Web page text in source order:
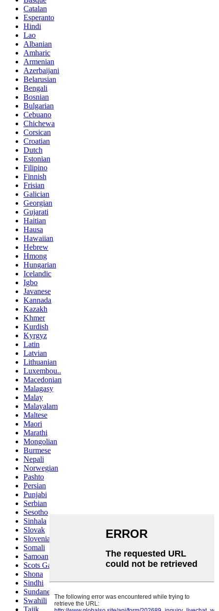
Catalan
Esperanto
Hindi
Lao
Albanian
Amharic
Armenian
Azerbaijani
Belarusian
Bengali
Bosnian
Bulgarian
Cebuano
Chichewa
Corsican
Croatian
Dutch
Estonian
Filipino
Finnish
Frisian
Galician
Georgian
Gujarati
Haitian
Hausa
Hawaiian
Hebrew
Hmong
Hungarian
Icelandic
Igbo
Javanese
Kannada
Kazakh
Khmer
Kurdish
Kyrgyz
Latin
Latvian
Lithuanian
Luxembou..
Macedonian
Malagasy
Malay
Malayalam
Maltese
Maori
Marathi
Mongolian
Burmese
Nepali
Norwegian
Pashto
Persian
Punjabi
Serbian
Sesotho
Sinhala
Slovak
Slovenian
Somali
Samoan
Scots Gaelic
Shona
Sindhi
Sundanese
Swahili